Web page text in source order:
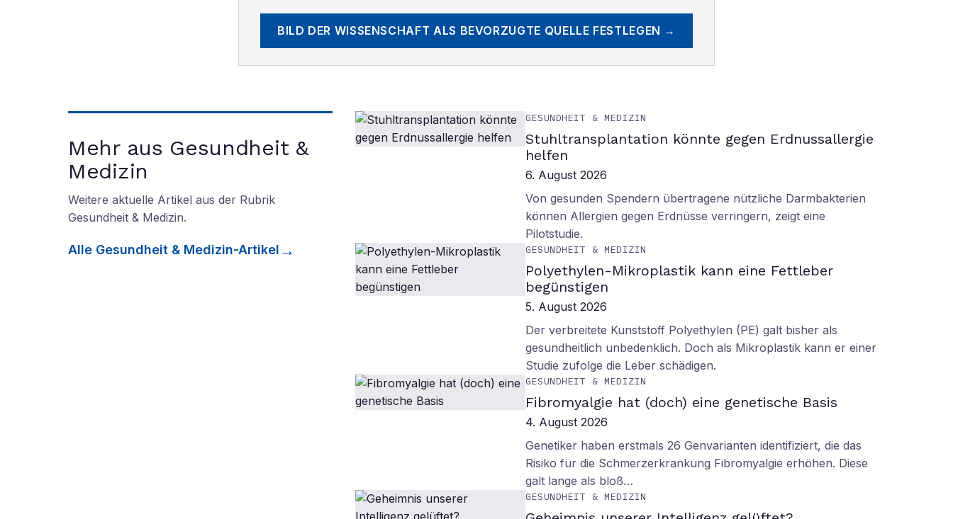
BILD DER WISSENSCHAFT ALS BEVORZUGTE QUELLE FESTLEGEN →
Mehr aus Gesundheit &
Medizin
Weitere aktuelle Artikel aus der Rubrik
Gesundheit & Medizin.
Alle Gesundheit & Medizin-Artikel
GESUNDHEIT & MEDIZIN
Stuhltransplantation könnte gegen Erdnussallergie
helfen
6. August 2026
Von gesunden Spendern übertragene nützliche Darmbakterien
können Allergien gegen Erdnüsse verringern, zeigt eine
Pilotstudie.
GESUNDHEIT & MEDIZIN
Polyethylen-Mikroplastik kann eine Fettleber
begünstigen
5. August 2026
Der verbreitete Kunststoff Polyethylen (PE) galt bisher als
gesundheitlich unbedenklich. Doch als Mikroplastik kann er einer
Studie zufolge die Leber schädigen.
GESUNDHEIT & MEDIZIN
Fibromyalgie hat (doch) eine genetische Basis
4. August 2026
Genetiker haben erstmals 26 Genvarianten identifiziert, die das
Risiko für die Schmerzerkrankung Fibromyalgie erhöhen. Diese
galt lange als bloß…
GESUNDHEIT & MEDIZIN